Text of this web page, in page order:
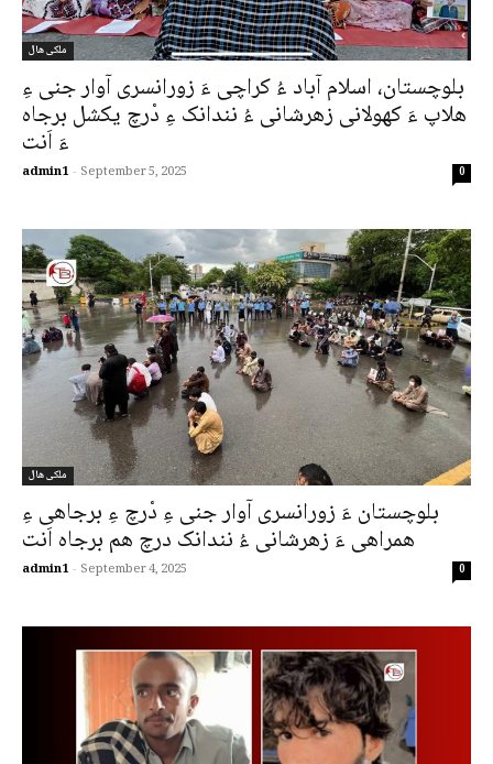
ملکی ھال
بلوچستان، اسلام آباد ءُ کراچی ءَ زورانسری آوار جنی ءِ
ھلاپ ءَ کھولانی زھرشانی ءُ نندانک ءِ دْرچ یکشل برجاہ
ءَ اَنت
admin1 - September 5, 2025 0
ملکی ھال
بلوچستان ءَ زورانسری آوار جنی ءِ دْرچ ءِ برجاھی ءِ
ھمراھی ءَ زھرشانی ءُ نندانک درچ ھم برجاہ اَنت
admin1 - September 4, 2025 0